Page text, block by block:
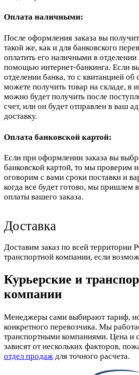
Оплата наличными:
После оформления заказа вы
такой же, как и для банковского
оплатить его наличными в
помощью интернет-банкинга. Если
отделении банка, то с квитанцией об
можете получить товар на складе, в
можно будет получить после
счет, или он будет отправлен в ваш
доставку.
Оплата банковской картой:
Если при оформлении заказа вы
банковской картой, то мы проверим
оговорим с вами сроки поставки и
когда все будет готово, мы пришлем
оплаты вашего заказа.
Доставка
Доставим заказ по всей
транспортной компании, если
Курьерские и
компании
Менеджеры сами выбирают тариф,
конкретного перевозчика. Мы
транспортными компаниями. Цена и
зависят от нескольких факторов,
отдел продаж для точного расчета.